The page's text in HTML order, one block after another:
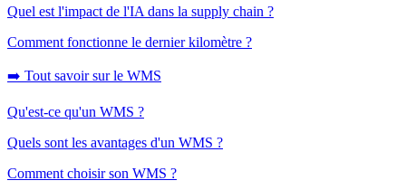
Quel est l'impact de l'IA dans la supply chain ?
Comment fonctionne le dernier kilomètre ?
➡️ Tout savoir sur le WMS
Qu'est-ce qu'un WMS ?
Quels sont les avantages d'un WMS ?
Comment choisir son WMS ?